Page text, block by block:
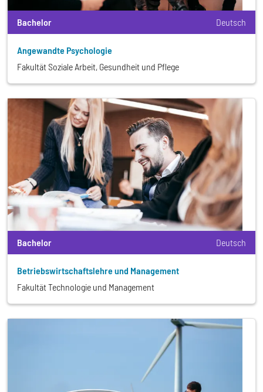
Bachelor Deutsch
Angewandte Psychologie
Fakultät Soziale Arbeit, Gesundheit und Pflege
Bachelor Deutsch
Betriebswirtschafts­lehre und Management
Fakultät Technologie und Management